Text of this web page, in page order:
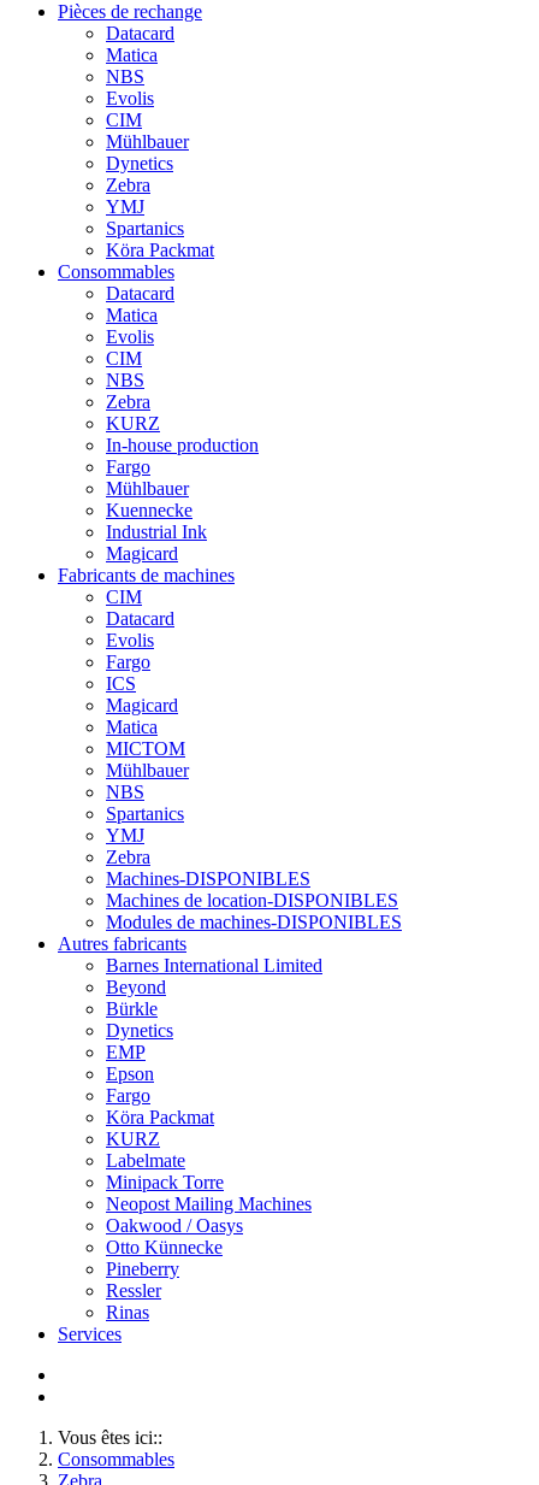
Pièces de rechange
Datacard
Matica
NBS
Evolis
CIM
Mühlbauer
Dynetics
Zebra
YMJ
Spartanics
Köra Packmat
Consommables
Datacard
Matica
Evolis
CIM
NBS
Zebra
KURZ
In-house production
Fargo
Mühlbauer
Kuennecke
Industrial Ink
Magicard
Fabricants de machines
CIM
Datacard
Evolis
Fargo
ICS
Magicard
Matica
MICTOM
Mühlbauer
NBS
Spartanics
YMJ
Zebra
Machines-DISPONIBLES
Machines de location-DISPONIBLES
Modules de machines-DISPONIBLES
Autres fabricants
Barnes International Limited
Beyond
Bürkle
Dynetics
EMP
Epson
Fargo
Köra Packmat
KURZ
Labelmate
Minipack Torre
Neopost Mailing Machines
Oakwood / Oasys
Otto Künnecke
Pineberry
Ressler
Rinas
Services
Vous êtes ici::
Consommables
Zebra